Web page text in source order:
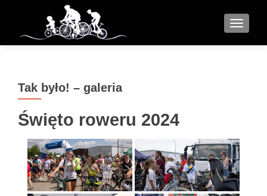
MENU
Tak było! – galeria
Święto roweru 2024